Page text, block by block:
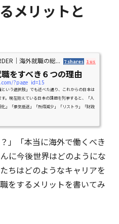
メリットと
｜海外就職の総... 7 shares 1 user
をすべき６つの理由
?page_id=15
という選択肢」でも述べた通り、これからの日本は
。現在抱えている日本の課題を列挙すると、「人
」「景気低迷」「所得減少」「リストラ」「財政
」「本当に海外で働くべき
に今後世界はどのようにな
ちはどのようなキャリアを
をするメリットを書いてみ